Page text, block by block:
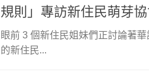
規則」專訪新住民萌芽
眼前 3 個新住民姐妹們正討論著
的新住民...